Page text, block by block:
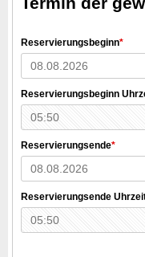
Reservierungsbeginn*
Reservierungsbeginn
Reservierungsende*
Reservierungsende